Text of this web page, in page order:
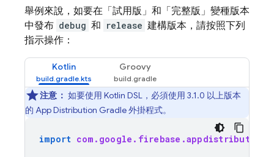
舉例來說，如要在「試用版」和「完整版」變種版本
中發布 debug 和 release 建構版本，請按照下列
指示操作：
Kotlin Groovy
注意： 如要使用 Kotlin DSL，必須使用 3.1.0 以上版本
的 App Distribution Gradle 外掛程式。
import